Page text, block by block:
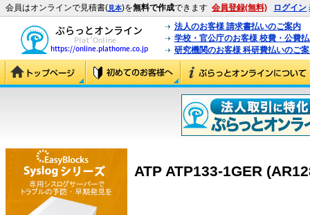
会員はオンラインで見積書(見本)を無料で作成できます 会員登録(無料) ログイン
法人のお客様 請求書払いのご案内
学校・官公庁のお客様 校費・公費
研究機関のお客様 科研費払いのご
ATP ATP133-1GER